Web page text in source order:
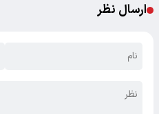
ارسال نظر